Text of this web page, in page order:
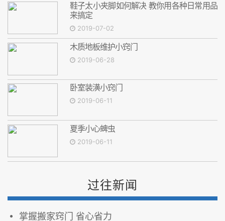
鞋子太小夹脚如何解决 教你用各种日常用品
来搞定
2019-07-02
木质地板维护小窍门
2019-06-28
卧室装潢小窍门
2019-06-11
夏季小心蜱虫
2019-06-11
过往新闻
掌握搬家窍门 省心省力